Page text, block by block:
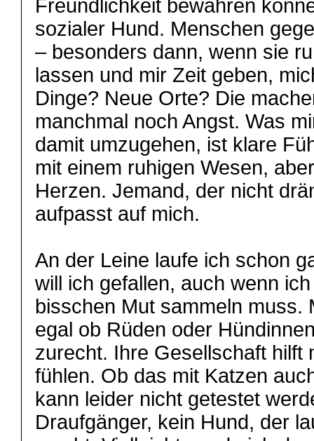
Freundlichkeit bewahren
sozialer Hund. Menschen
– besonders dann, wenn sie
lassen und mir Zeit geben,
Dinge? Neue Orte? Die
manchmal noch Angst. Was
damit umzugehen, ist klare
mit einem ruhigen Wesen,
Herzen. Jemand, der nicht
aufpasst auf mich.
An der Leine laufe ich schon
will ich gefallen, auch wenn
bisschen Mut sammeln muss.
egal ob Rüden oder
zurecht. Ihre Gesellschaft hilft
fühlen. Ob das mit Katzen
kann leider nicht getestet
Draufgänger, kein Hund, der